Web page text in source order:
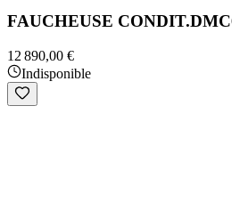
FAUCHEUSE
12 890,00 €
Indisponible